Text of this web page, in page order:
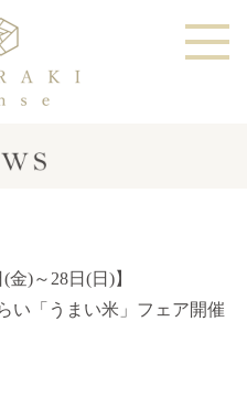
(金)～28日(日)】
い「うまい米」フェア開催